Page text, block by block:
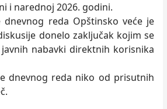
i narednoj 2026. godini.
dnevnog reda Opštinsko veće je
donelo zaključak kojim se
nabavki direktnih korisnika
dnevnog reda niko od prisutnih